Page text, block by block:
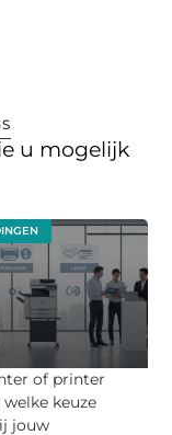
u mogelijk
of printer
welke keuze
jouw